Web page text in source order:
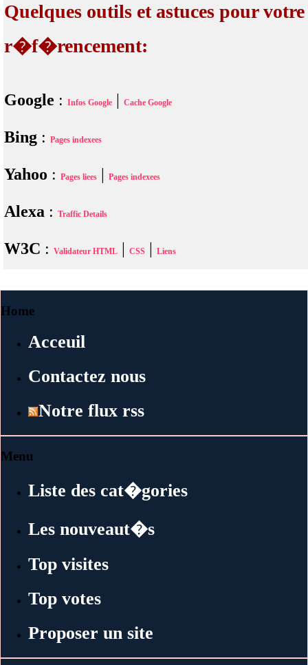
Quelques outils et astuces pour votre
r�f�rencement:
Google : Infos Google Cache Google
Bing : Pages indexees
Yahoo : Pages liees Pages indexees
Alexa : Traffic Details
W3C : Validateur HTML CSS Liens
Home
Acceuil
Contactez nous
Notre flux rss
Menu
Liste des cat�gories
Les nouveaut�s
Top visites
Top votes
Proposer un site